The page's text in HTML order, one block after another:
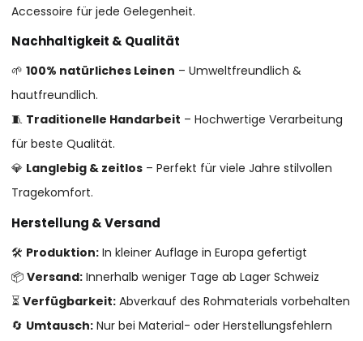
Accessoire für jede Gelegenheit.
Nachhaltigkeit & Qualität
🌱100% natürliches Leinen – Umweltfreundlich &
hautfreundlich.
🧵 Traditionelle Handarbeit – Hochwertige Verarbeitung
für beste Qualität.
💎 Langlebig & zeitlos – Perfekt für viele Jahre stilvollen
Tragekomfort.
Herstellung & Versand
🛠 Produktion: In kleiner Auflage in Europa gefertigt
📦Versand: Innerhalb weniger Tage ab Lager Schweiz
⏳Verfügbarkeit: Abverkauf des Rohmaterials vorbehalten
🔄 Umtausch: Nur bei Material- oder Herstellungsfehlern